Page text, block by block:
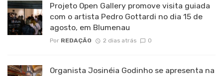
Projeto Open Gallery promove visita guiada
com o artista Pedro Gottardi no dia 15 de
agosto, em Blumenau
Por REDAÇÃO 2 dias atrás 0
Organista Josinéia Godinho se apresenta na